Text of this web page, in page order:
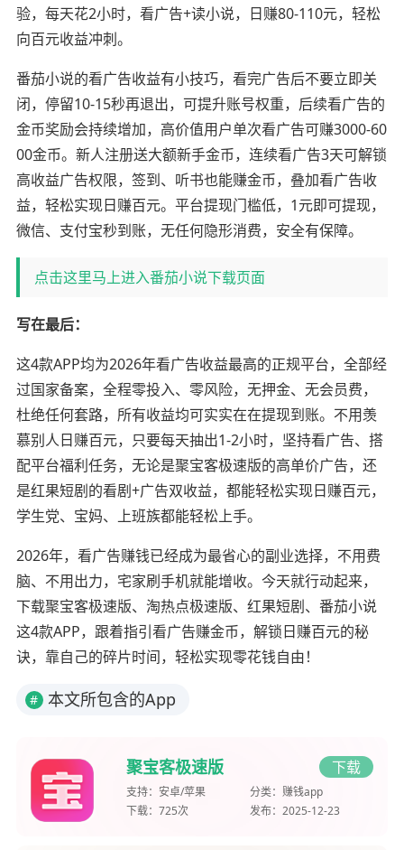
验，每天花2小时，看广告+读小说，日赚80-110元，轻松
向百元收益冲刺。
番茄小说的看广告收益有小技巧，看完广告后不要立即关
闭，停留10-15秒再退出，可提升账号权重，后续看广告的
金币奖励会持续增加，高价值用户单次看广告可赚3000-60
00金币。新人注册送大额新手金币，连续看广告3天可解锁
高收益广告权限，签到、听书也能赚金币，叠加看广告收
益，轻松实现日赚百元。平台提现门槛低，1元即可提现，
微信、支付宝秒到账，无任何隐形消费，安全有保障。
点击这里马上进入番茄小说下载页面
写在最后：
这4款APP均为2026年看广告收益最高的正规平台，全部经
过国家备案，全程零投入、零风险，无押金、无会员费，
杜绝任何套路，所有收益均可实实在在提现到账。不用羡
慕别人日赚百元，只要每天抽出1-2小时，坚持看广告、搭
配平台福利任务，无论是聚宝客极速版的高单价广告，还
是红果短剧的看剧+广告双收益，都能轻松实现日赚百元，
学生党、宝妈、上班族都能轻松上手。
2026年，看广告赚钱已经成为最省心的副业选择，不用费
脑、不用出力，宅家刷手机就能增收。今天就行动起来，
下载聚宝客极速版、淘热点极速版、红果短剧、番茄小说
这4款APP，跟着指引看广告赚金币，解锁日赚百元的秘
诀，靠自己的碎片时间，轻松实现零花钱自由！
# 本文所包含的App
聚宝客极速版 下载
支持： 安卓/苹果 分类： 赚钱app
下载： 725次 发布： 2025-12-23